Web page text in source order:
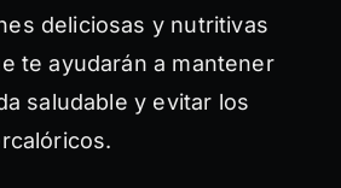
deliciosas y nutritivas
te ayudarán a mantener
saludable y evitar los